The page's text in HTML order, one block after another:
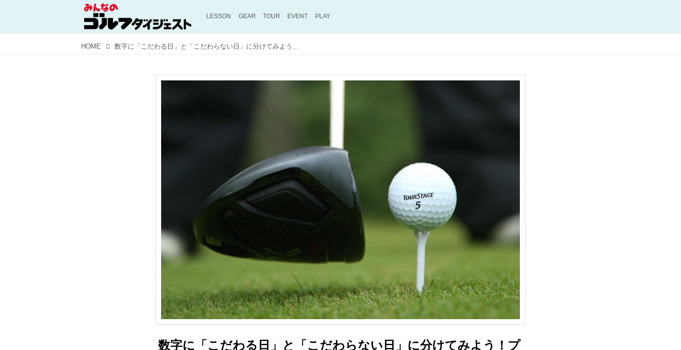
LESSON GEAR TOUR EVENT PLAY
HOME 数字に「こだわる日」と「こだわらない日」に分けてみよう！プロキャディが語る、上達の近道につながる考え方
数字に「こだわる日」と「こだわらない日」に分けてみよう！プ